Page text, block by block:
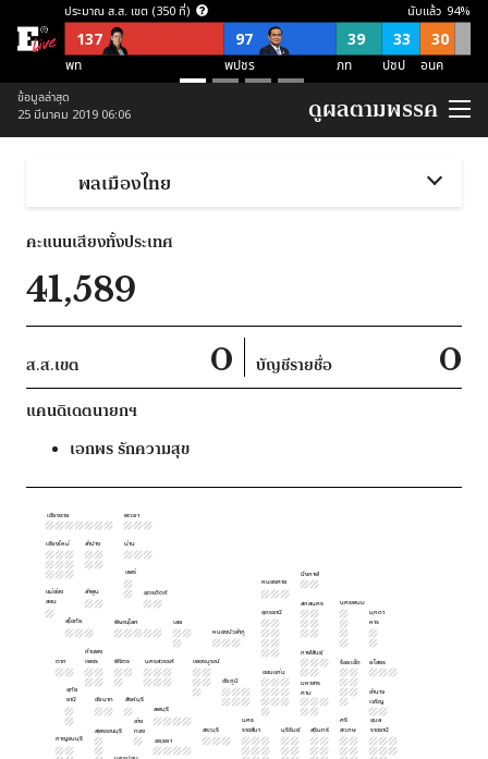
ประมาณ ส.ส. เขต (350 ที่)
137 97 39 33 30
พท พปชร ภท ปชป อนค
ประมาณ ส.ส. บัญชีรายชื่อ (150 ที่)
57 38
ประมาณ ส.ส. พึงมี (500 ที่)
253
ไม่สนับสนุน คสช
นับแล้ว 94%
ข้อมูลล่าสุด
25 มีนาคม 2019 06:06
ดูผลตามพรรค
พลเมืองไทย
คะแนนเสียงทั้งประเทศ
41,589
ส.ส.เขต 0 บัญชีรายชื่อ 0
แคนดิเดตนายกฯ
เอกพร รักความสุข
กาญจนบุรี
สุพรรณบุรี
อยุธยา
อ่าง
ทอง
สิงห์บุรี
นครสวรรค์
พิจิตร เพชรบูรณ์
กำแพง
เพชร
ตาก
สุโขทัย
ลำปาง
พะเยา
ลำพูน
พิษณุโลก
อุตรดิตถ์
แพร่
น่าน
เลย
หนองบัวลำภู
อุดรธานี
สกลนคร นครพนม
กาฬสินธุ์
มุกดา
หาร
หนองคาย
บึงกาฬ
แม่ฮ่อง
สอน
เชียงใหม่
เชียงราย
ชัยนาท
อุทัย
ธานี
สระบุรี
นคร
ราชสีมา
บุรีรัมย์ สุรินทร์
ศรี
สะเกษ
อุบล
ราชธานี
อำนาจ
เจริญ
ยโสธร
ร้อยเอ็ด
มหาสาร
คาม
ขอนแก่น
ชัยภูมิ
ลพบุรี